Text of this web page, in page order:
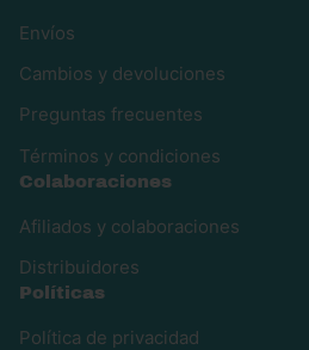
Envíos
Cambios y devoluciones
Preguntas frecuentes
Términos y condiciones
Colaboraciones
Afiliados y colaboraciones
Distribuidores
Políticas
Política de privacidad